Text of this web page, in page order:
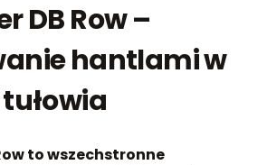
DB Row –
hantlami w
to wszechstronne